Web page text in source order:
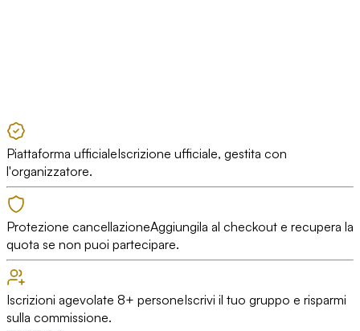
Piattaforma ufficialeIscrizione ufficiale, gestita con
l'organizzatore.
Protezione cancellazioneAggiungila al checkout e recupera la
quota se non puoi partecipare.
Iscrizioni agevolate 8+ personeIscrivi il tuo gruppo e risparmi
sulla commissione.